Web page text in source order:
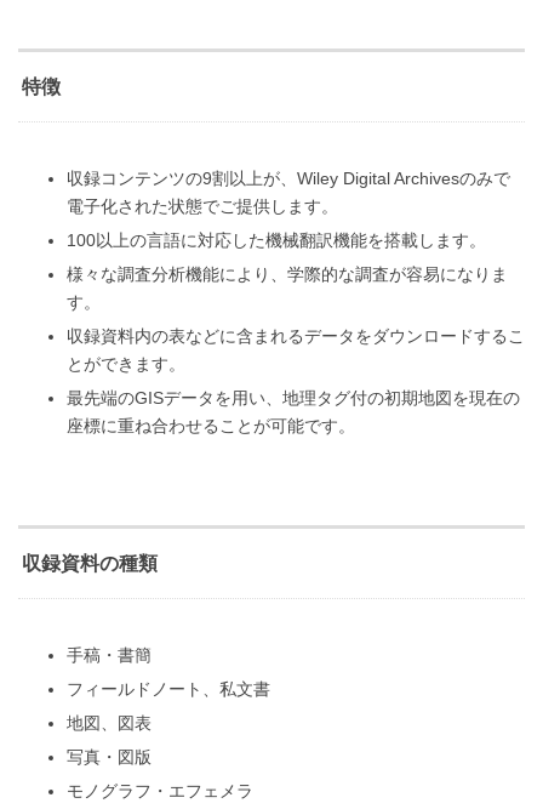
特徴
収録コンテンツの9割以上が、Wiley Digital Archivesのみで
電子化された状態でご提供します。
100以上の言語に対応した機械翻訳機能を搭載します。
様々な調査分析機能により、学際的な調査が容易になりま
す。
収録資料内の表などに含まれるデータをダウンロードするこ
とができます。
最先端のGISデータを用い、地理タグ付の初期地図を現在の
座標に重ね合わせることが可能です。
収録資料の種類
手稿・書簡
フィールドノート、私文書
地図、図表
写真・図版
モノグラフ・エフェメラ